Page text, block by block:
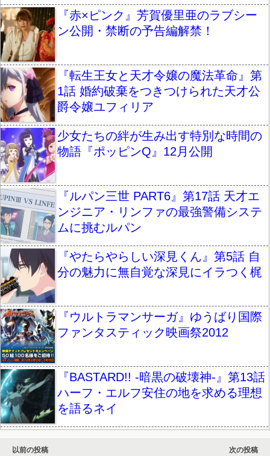
『赤×ピンク』芳賀優里亜のラブシー
ン公開・禁断の予告編解禁！
『転生王女と天才令嬢の魔法革命』第
1話 婚約破棄をつきつけられた天才公
爵令嬢ユフィリア
少女たちの絆が生み出す特別な時間の
物語『ポッピンQ』12月公開
『ルパン三世 PART6』第17話 天才エ
ンジニア・リンファの最強警備システ
ムに挑むルパン
『やたらやらしい深見くん』第5話 自
分の魅力に無自覚な深見にイラつく梶
『ウルトラマンサーガ』ゆうばり国際
ファンタスティック映画祭2012
『BASTARD!! -暗黒の破壊神-』第13話
ハーフ・エルフ安住の地を求める理想
を語るネイ
以前の投稿
次の投稿